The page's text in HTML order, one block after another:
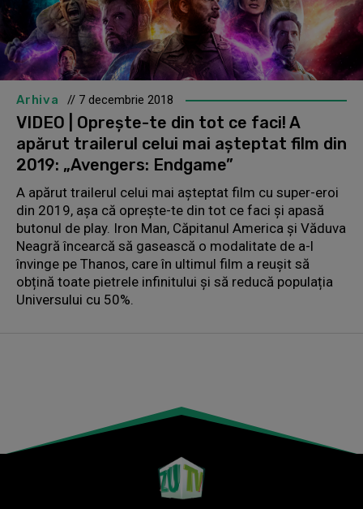
Arhiva // 7 decembrie 2018
VIDEO | Oprește-te din tot ce faci! A
apărut trailerul celui mai așteptat film din
2019: „Avengers: Endgame”
A apărut trailerul celui mai așteptat film cu super-eroi
din 2019, așa că oprește-te din tot ce faci și apasă
butonul de play. Iron Man, Căpitanul America și Văduva
Neagră încearcă să gasească o modalitate de a-l
învinge pe Thanos, care în ultimul film a reușit să
obțină toate pietrele infinitului și să reducă populația
Universului cu 50%.